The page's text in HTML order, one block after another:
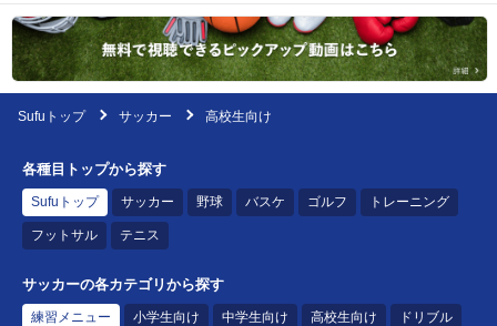
Sufuトップ サッカー 高校生向け
各種目トップから探す
Sufuトップ サッカー 野球 バスケ ゴルフ トレーニング
フットサル テニス
サッカーの各カテゴリから探す
練習メニュー 小学生向け 中学生向け 高校生向け ドリブル